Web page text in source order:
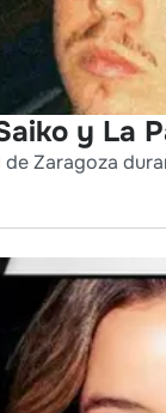
y La
Zaragoza